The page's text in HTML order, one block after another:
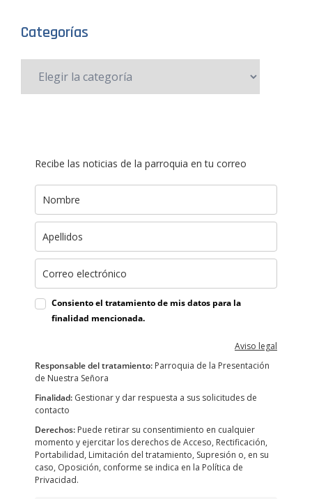
Categorías
Recibe las noticias de la parroquia en tu correo
Consiento el tratamiento de mis datos para la
finalidad mencionada.
Aviso legal
Responsable del tratamiento: Parroquia de la Presentación
de Nuestra Señora
Finalidad: Gestionar y dar respuesta a sus solicitudes de
contacto
Derechos: Puede retirar su consentimiento en cualquier
momento y ejercitar los derechos de Acceso, Rectificación,
Portabilidad, Limitación del tratamiento, Supresión o, en su
caso, Oposición, conforme se indica en la Política de
Privacidad.